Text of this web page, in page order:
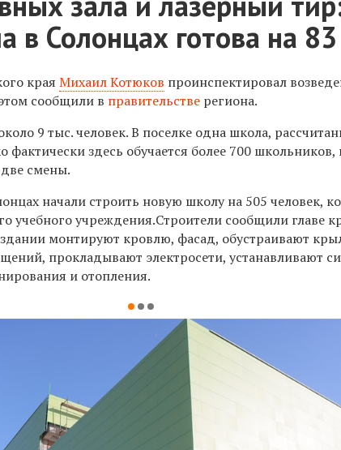
в Солонцах готова на
краяМихаил Котюков проинспектировал
сообщили в правительстве региона.
9 тыс. человек. В поселке одна школа,
фактически здесь обучается более 700 школьников,
смены.
начали строить новую школу на 505 человек,
учебного учреждения.Строители сообщили главе
здании монтируют кровлю, фасад, обустраивают
прокладывают электросети, устанавливают
и отопления.